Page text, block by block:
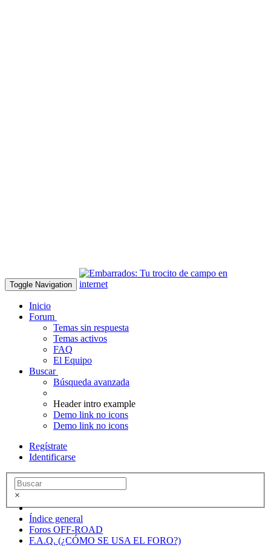
Toggle Navigation
Inicio
Forum
Temas sin respuesta
Temas activos
FAQ
El Equipo
Buscar
Búsqueda avanzada
Header intro example
Demo link no icons
Demo link no icons
Regístrate
Identificarse
×
Índice general
Foros OFF-ROAD
F.A.Q. (¿CÓMO SE USA EL FORO?)